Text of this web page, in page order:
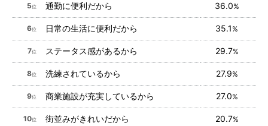
5位 通勤に便利だから 36.0%
6位 日常の生活に便利だから 35.1 %
7位 ステータス感があるから 29.7%
8位 洗練されているから 27.9%
9位 商業施設が充実しているから 27.0%
10位 街並みがきれいだから 20.7%